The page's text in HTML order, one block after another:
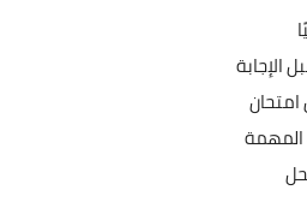
الإجابة
المهمة